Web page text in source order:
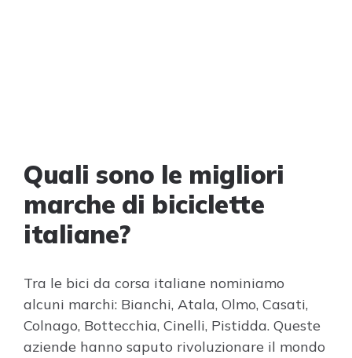
Quali sono le migliori
marche di biciclette
italiane?
Tra le bici da corsa italiane nominiamo
alcuni marchi: Bianchi, Atala, Olmo, Casati,
Colnago, Bottecchia, Cinelli, Pistidda. Queste
aziende hanno saputo rivoluzionare il mondo